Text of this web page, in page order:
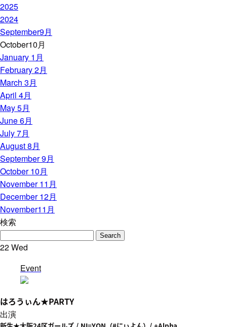
2025
2024
September9月
October10月
January 1月
February 2月
March 3月
April 4月
May 5月
June 6月
July 7月
August 8月
September 9月
October 10月
November 11月
December 12月
November11月
検索
22Wed
Event
はろうぃん★PARTY
出演